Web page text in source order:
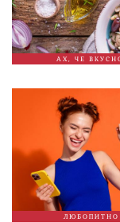
АХ, ЧЕ
ЛЮБОПИТНО